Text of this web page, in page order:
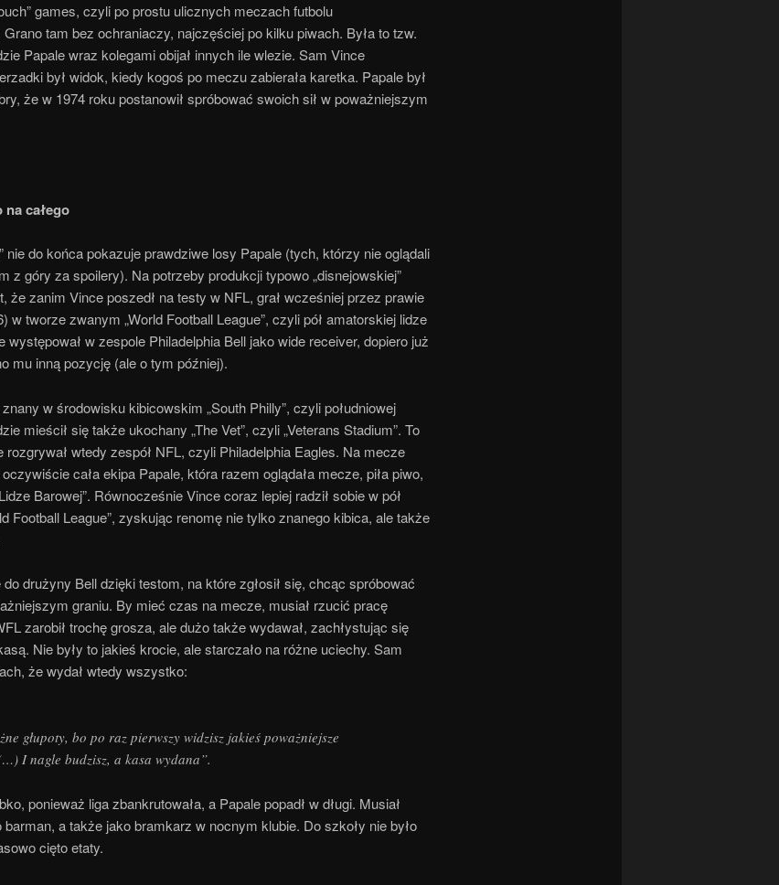
games, czyli po prostu ulicznych meczach futbolu
tam bez ochraniaczy, najczęściej po kilku piwach. Była to tzw.
Papale wraz kolegami obijał innych ile wlezie. Sam Vince
był widok, kiedy kogoś po meczu zabierała karetka. Papale był
że w 1974 roku postanowił spróbować swoich sił w poważniejszym
całego
nie do końca pokazuje prawdziwe losy Papale (tych, którzy nie oglądali
z góry za spoilery). Na potrzeby produkcji typowo „disnejowskiej”
że zanim Vince poszedł na testy w NFL, grał wcześniej przez prawie
w tworze zwanym „World Football League”, czyli pół amatorskiej lidze
występował w zespole Philadelphia Bell jako wide receiver, dopiero już
mu inną pozycję (ale o tym później).
w środowisku kibicowskim „South Philly”, czyli południowej
mieścił się także ukochany „The Vet”, czyli „Veterans Stadium”. To
wtedy zespół NFL, czyli Philadelphia Eagles. Na mecze
oczywiście cała ekipa Papale, która razem oglądała mecze, piła piwo,
Barowej”. Równocześnie Vince coraz lepiej radził sobie w pół
Football League”, zyskując renomę nie tylko znanego kibica, ale także
do drużyny Bell dzięki testom, na które zgłosił się, chcąc spróbować
graniu. By mieć czas na mecze, musiał rzucić pracę
zarobił trochę grosza, ale dużo także wydawał, zachłystując się
Nie były to jakieś krocie, ale starczało na różne uciechy. Sam
że wydał wtedy wszystko:
głupoty, bo po raz pierwszy widzisz jakieś poważniejsze
I nagle budzisz, a kasa wydana”.
ponieważ liga zbankrutowała, a Papale popadł w długi. Musiał
a także jako bramkarz w nocnym klubie. Do szkoły nie było
cięto etaty.